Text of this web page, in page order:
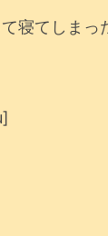
寝てしまっ